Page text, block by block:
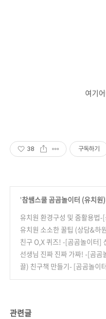
여기
38 구독하기
'참쌤스쿨 곰곰놀이터 (유치원)
유치원 환경구성 및 줌활용법
유치원 소소한 꿀팁 (상담&하
친구 O,X 퀴즈! -[곰곰놀이터]
선생님 진짜 진짜 가짜! -[곰곰
끌) 친구책 만들기- [곰곰놀이
관련글